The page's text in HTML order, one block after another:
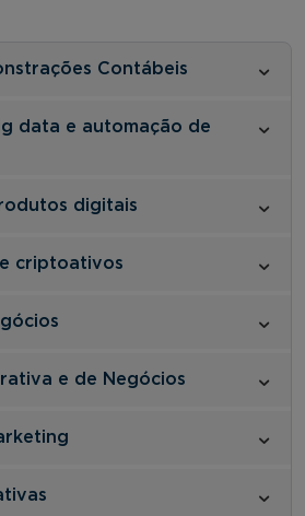
Contábeis
data e automação de
digitais
criptoativos
e de Negócios